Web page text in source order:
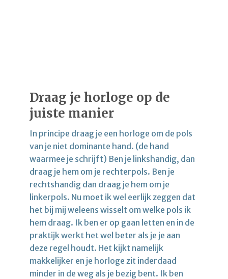
Draag je horloge op de
juiste manier
In principe draag je een horloge om de pols
van je niet dominante hand. (de hand
waarmee je schrijft) Ben je linkshandig, dan
draag je hem om je rechterpols. Ben je
rechtshandig dan draag je hem om je
linkerpols. Nu moet ik wel eerlijk zeggen dat
het bij mij weleens wisselt om welke pols ik
hem draag. Ik ben er op gaan letten en in de
praktijk werkt het wel beter als je je aan
deze regel houdt. Het kijkt namelijk
makkelijker en je horloge zit inderdaad
minder in de weg als je bezig bent. Ik ben